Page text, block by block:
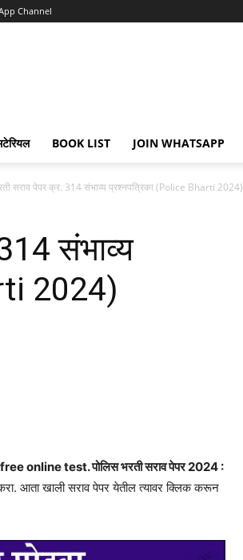
Channel
BOOK LIST JOIN WHATSAPP
सराव पेपर क्र. 314 संभाव्य प्रश्नपत्रिका (Police Bharti 2024)
संभाव्य
2024)
test. पोलिस भरती सराव पेपर 2024 :
आता खाली सराव पेपर येतील त्यावर क्लिक करून